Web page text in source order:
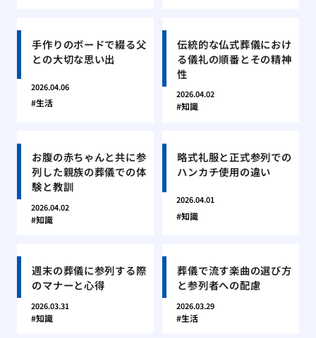
手作りのボードで綴る父
との大切な思い出
2026.04.06
生活
伝統的な仏式葬儀におけ
る儀礼の順番とその精神
性
2026.04.02
知識
お腹の赤ちゃんと共に参
列した親族の葬儀での体
験と教訓
2026.04.02
知識
略式礼服と正式参列での
ハンカチ使用の違い
2026.04.01
知識
週末の葬儀に参列する際
のマナーと心得
2026.03.31
知識
葬儀で流す楽曲の選び方
と参列者への配慮
2026.03.29
生活